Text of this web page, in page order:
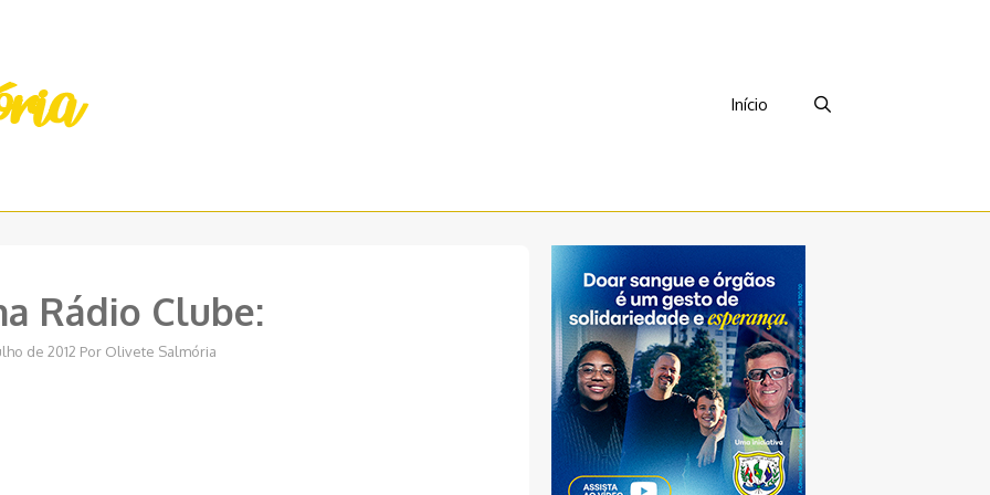
Início
Rádio Clube:
de 2012 Por Olivete Salmória